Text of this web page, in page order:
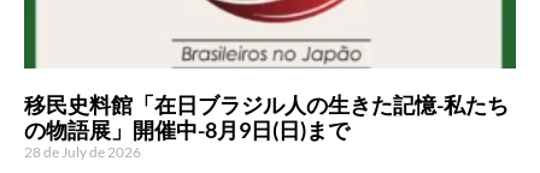
移民史料館「在日ブラジル人の生きた記憶-私たち
の物語展」開催中-8月9日(日)まで
28 de July de 2026